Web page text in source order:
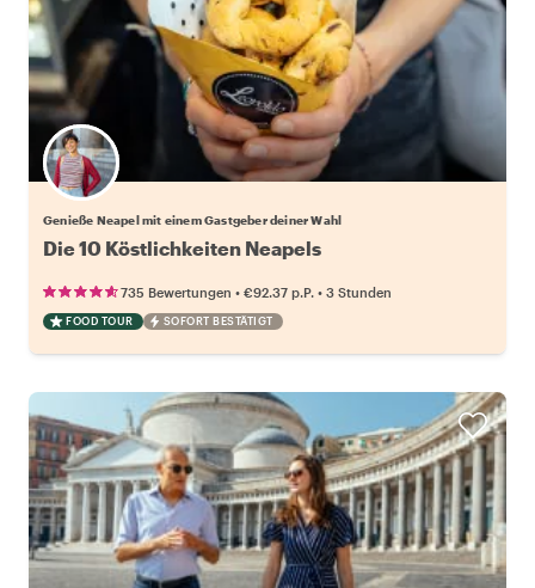
Wähle deinen Lieblingsgastgeber
Genieße Neapel mit einem Gastgeber deiner Wahl
Die 10 Köstlichkeiten Neapels
735 Bewertungen • €92.37 p.P. • 3 Stunden
FOOD TOUR SOFORT BESTÄTIGT